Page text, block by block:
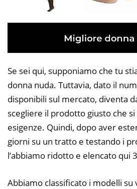
Se sei qui, supponiamo che tu
donna nuda. Tuttavia, dato il
disponibili sul mercato, diventa
scegliere il prodotto giusto che
esigenze. Quindi, dopo aver
giorni su un tratto e testando i
l’abbiamo ridotto e elencato qui
Abbiamo classificato i modelli